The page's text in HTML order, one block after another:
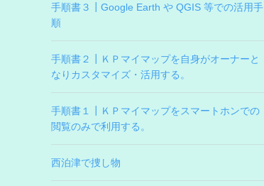
手順書３┃Google Earth や QGIS 等での活用手
順
手順書２┃ＫＰマイマップを自身がオーナーと
なりカスタマイズ・活用する。
手順書１┃ＫＰマイマップをスマートホンでの
閲覧のみで利用する。
西泊津で捜し物